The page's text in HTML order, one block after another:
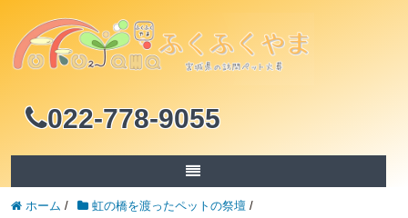
022-778-9055
ホーム / 虹の橋を渡ったペットの祭壇 /